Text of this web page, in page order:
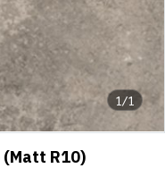
1/1
(Matt R10)